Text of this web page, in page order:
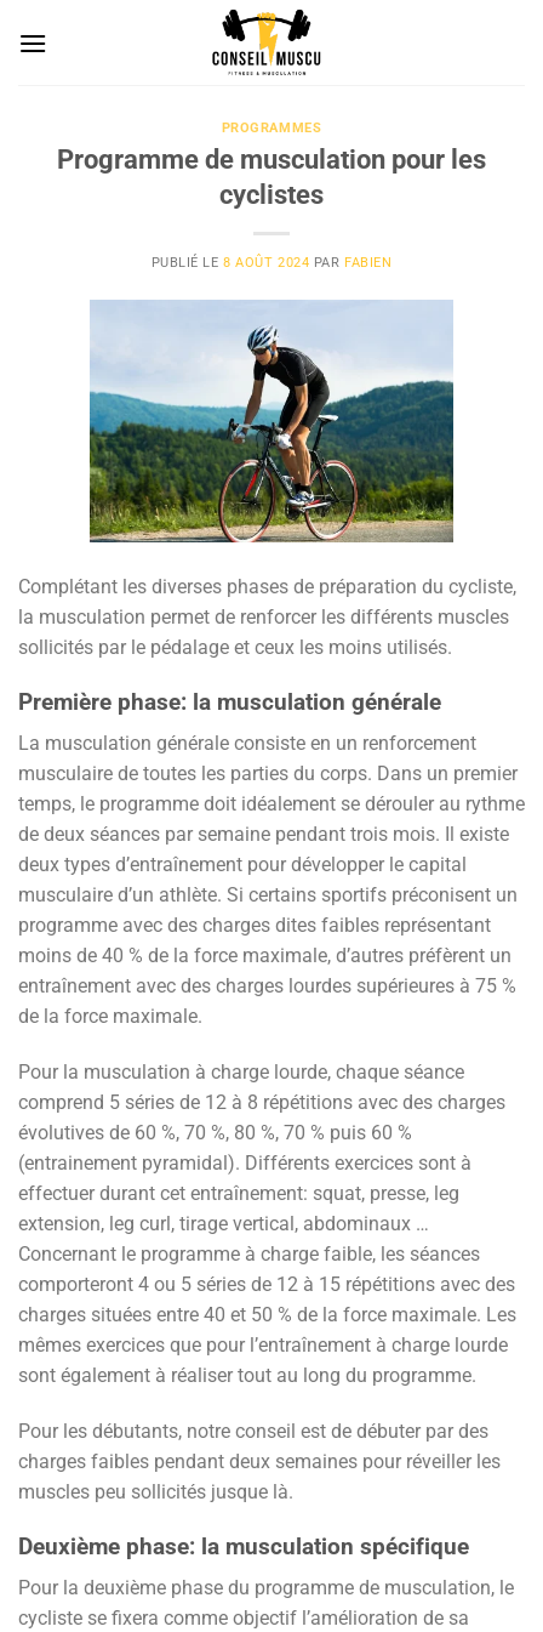
PROGRAMMES
Programme de musculation pour les
cyclistes
PUBLIÉ LE8 AOÛT 2024 PAR FABIEN
Complétant les diverses phases de préparation du cycliste,
la musculation permet de renforcer les différents muscles
sollicités par le pédalage et ceux les moins utilisés.
Première phase: la musculation générale
La musculation générale consiste en un renforcement
musculaire de toutes les parties du corps. Dans un premier
temps, le programme doit idéalement se dérouler au rythme
de deux séances par semaine pendant trois mois. Il existe
deux types d’entraînement pour développer le capital
musculaire d’un athlète. Si certains sportifs préconisent un
programme avec des charges dites faibles représentant
moins de 40 % de la force maximale, d’autres préfèrent un
entraînement avec des charges lourdes supérieures à 75 %
de la force maximale.
Pour la musculation à charge lourde, chaque séance
comprend 5 séries de 12 à 8 répétitions avec des charges
évolutives de 60 %, 70 %, 80 %, 70 % puis 60 %
(entrainement pyramidal). Différents exercices sont à
effectuer durant cet entraînement: squat, presse, leg
extension, leg curl, tirage vertical, abdominaux …
Concernant le programme à charge faible, les séances
comporteront 4 ou 5 séries de 12 à 15 répétitions avec des
charges situées entre 40 et 50 % de la force maximale. Les
mêmes exercices que pour l’entraînement à charge lourde
sont également à réaliser tout au long du programme.
Pour les débutants, notre conseil est de débuter par des
charges faibles pendant deux semaines pour réveiller les
muscles peu sollicités jusque là.
Deuxième phase: la musculation spécifique
Pour la deuxième phase du programme de musculation, le
cycliste se fixera comme objectif l’amélioration de sa